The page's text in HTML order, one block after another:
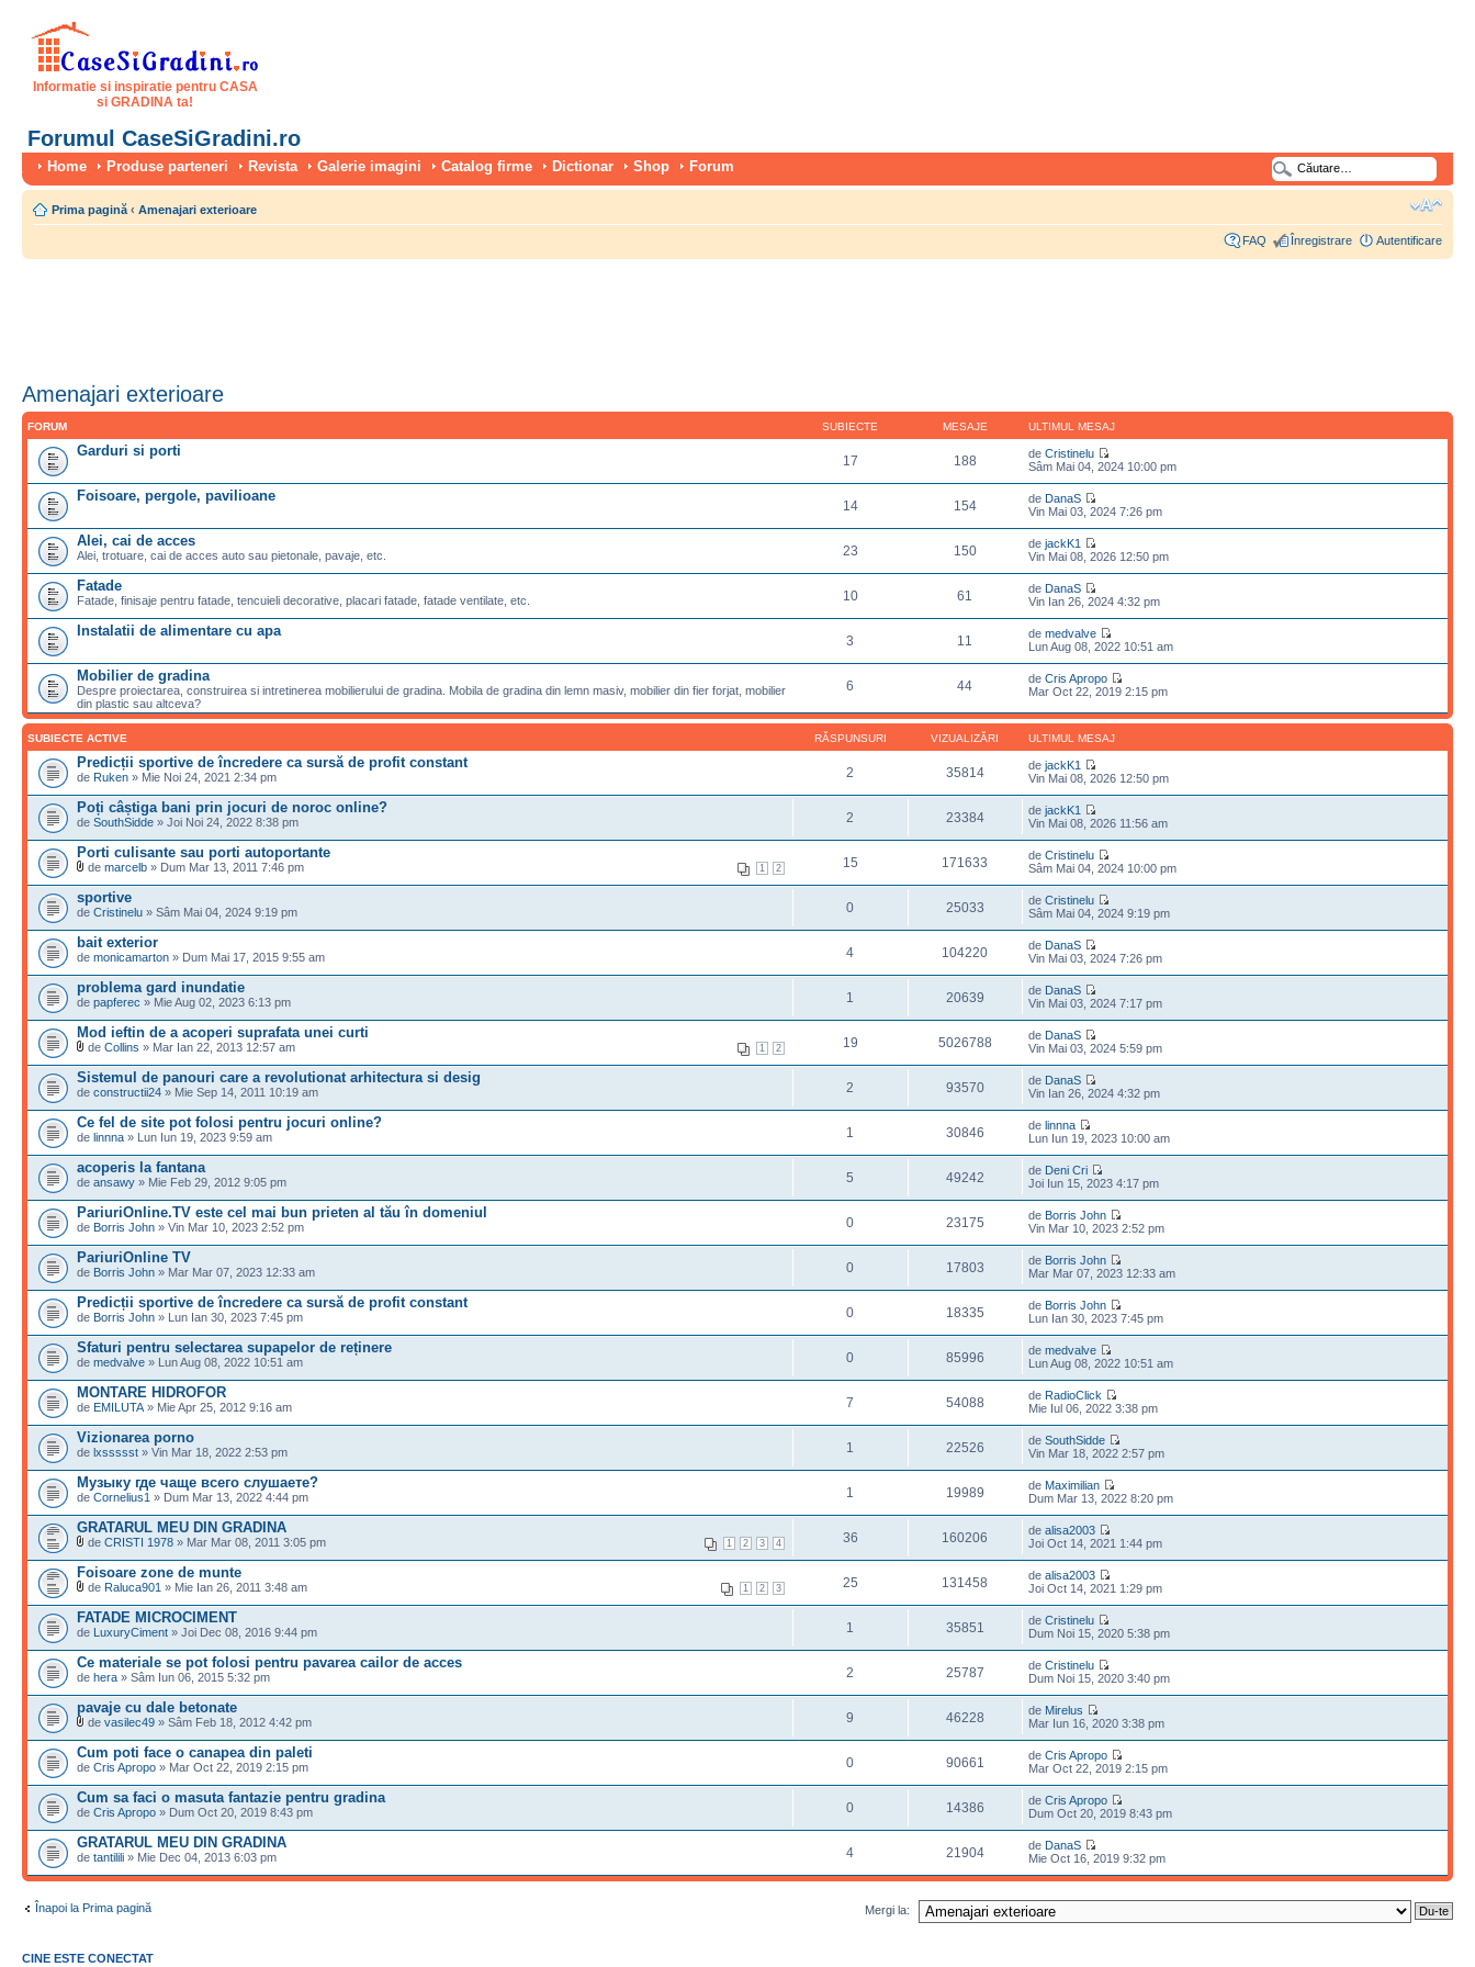
Informatie si inspiratie pentru CASA
si GRADINA ta!
Forumul CaseSiGradini.ro
Home Produse parteneri Revista Galerie imagini Catalog firme Dictionar Shop Forum
Prima pagină ‹ Amenajari exterioare
FAQ Înregistrare Autentificare
Amenajari exterioare
FORUM SUBIECTE MESAJE ULTIMUL MESAJ
Garduri si porti
17 188 deCristinelu
Sâm Mai 04, 2024 10:00 pm
Foisoare, pergole, pavilioane
14 154 de DanaS
Vin Mai 03, 2024 7:26 pm
Alei, cai de acces
Alei, trotuare, cai de acces auto sau pietonale, pavaje, etc. 23 150 dejackK1
Vin Mai 08, 2026 12:50 pm
Fatade
Fatade, finisaje pentru fatade, tencuieli decorative, placari fatade, fatade ventilate, etc. 10 61 de DanaS
Vin Ian 26, 2024 4:32 pm
Instalatii de alimentare cu apa
3 11 demedvalve
Lun Aug 08, 2022 10:51 am
Mobilier de gradina
Despre proiectarea, construirea si intretinerea mobilierului de gradina. Mobila de gradina din lemn masiv, mobilier din fier forjat, mobilier
din plastic sau altceva?
6 44 deCris Apropo
Mar Oct 22, 2019 2:15 pm
SUBIECTE ACTIVE RĂSPUNSURI VIZUALIZĂRI ULTIMUL MESAJ
Predicții sportive de încredere ca sursă de profit constant
de Ruken » Mie Noi 24, 2021 2:34 pm 2 35814 dejackK1
Vin Mai 08, 2026 12:50 pm
Poți câștiga bani prin jocuri de noroc online?
de SouthSidde » Joi Noi 24, 2022 8:38 pm 2 23384 dejackK1
Vin Mai 08, 2026 11:56 am
Porti culisante sau porti autoportante
1 2
de marcelb » Dum Mar 13, 2011 7:46 pm 15 171633 deCristinelu
Sâm Mai 04, 2024 10:00 pm
sportive
de Cristinelu » Sâm Mai 04, 2024 9:19 pm 0 25033 deCristinelu
Sâm Mai 04, 2024 9:19 pm
bait exterior
de monicamarton » Dum Mai 17, 2015 9:55 am 4 104220 de DanaS
Vin Mai 03, 2024 7:26 pm
problema gard inundatie
de papferec » Mie Aug 02, 2023 6:13 pm 1 20639 de DanaS
Vin Mai 03, 2024 7:17 pm
Mod ieftin de a acoperi suprafata unei curti
1 2
de Collins » Mar Ian 22, 2013 12:57 am 19 5026788 de DanaS
Vin Mai 03, 2024 5:59 pm
Sistemul de panouri care a revolutionat arhitectura si desig
de constructii24 » Mie Sep 14, 2011 10:19 am 2 93570 de DanaS
Vin Ian 26, 2024 4:32 pm
Ce fel de site pot folosi pentru jocuri online?
de linnna » Lun Iun 19, 2023 9:59 am 1 30846 delinnna
Lun Iun 19, 2023 10:00 am
acoperis la fantana
de ansawy » Mie Feb 29, 2012 9:05 pm 5 49242 de Deni Cri
Joi Iun 15, 2023 4:17 pm
PariuriOnline.TV este cel mai bun prieten al tău în domeniul
de Borris John » Vin Mar 10, 2023 2:52 pm 0 23175 de Borris John
Vin Mar 10, 2023 2:52 pm
PariuriOnline TV
de Borris John » Mar Mar 07, 2023 12:33 am 0 17803 de Borris John
Mar Mar 07, 2023 12:33 am
Predicții sportive de încredere ca sursă de profit constant
de Borris John » Lun Ian 30, 2023 7:45 pm 0 18335 de Borris John
Lun Ian 30, 2023 7:45 pm
Sfaturi pentru selectarea supapelor de reținere
de medvalve » Lun Aug 08, 2022 10:51 am 0 85996 demedvalve
Lun Aug 08, 2022 10:51 am
MONTARE HIDROFOR
de EMILUTA » Mie Apr 25, 2012 9:16 am 7 54088 de RadioClick
Mie Iul 06, 2022 3:38 pm
Vizionarea porno
de lxssssst » Vin Mar 18, 2022 2:53 pm 1 22526 deSouthSidde
Vin Mar 18, 2022 2:57 pm
Музыку где чаще всего слушаете?
de Cornelius1 » Dum Mar 13, 2022 4:44 pm 1 19989 de Maximilian
Dum Mar 13, 2022 8:20 pm
GRATARUL MEU DIN GRADINA
1 2 3 4
de CRISTI 1978 » Mar Mar 08, 2011 3:05 pm 36 160206 dealisa2003
Joi Oct 14, 2021 1:44 pm
Foisoare zone de munte
1 2 3
de Raluca901 » Mie Ian 26, 2011 3:48 am 25 131458 dealisa2003
Joi Oct 14, 2021 1:29 pm
FATADE MICROCIMENT
de LuxuryCiment » Joi Dec 08, 2016 9:44 pm 1 35851 deCristinelu
Dum Noi 15, 2020 5:38 pm
Ce materiale se pot folosi pentru pavarea cailor de acces
de hera » Sâm Iun 06, 2015 5:32 pm 2 25787 deCristinelu
Dum Noi 15, 2020 3:40 pm
pavaje cu dale betonate
de vasilec49 » Sâm Feb 18, 2012 4:42 pm 9 46228 de Mirelus
Mar Iun 16, 2020 3:38 pm
Cum poti face o canapea din paleti
de Cris Apropo » Mar Oct 22, 2019 2:15 pm 0 90661 deCris Apropo
Mar Oct 22, 2019 2:15 pm
Cum sa faci o masuta fantazie pentru gradina
de Cris Apropo » Dum Oct 20, 2019 8:43 pm 0 14386 deCris Apropo
Dum Oct 20, 2019 8:43 pm
GRATARUL MEU DIN GRADINA
de tantilili » Mie Dec 04, 2013 6:03 pm 4 21904 de DanaS
Mie Oct 16, 2019 9:32 pm
Înapoi la Prima pagină Mergi la:
CINE ESTE CONECTAT